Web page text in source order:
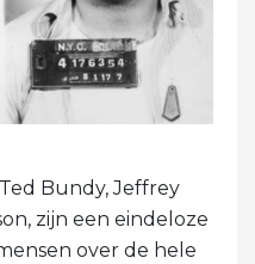
Bundy, Jeffrey
zijn een eindeloze
over de hele